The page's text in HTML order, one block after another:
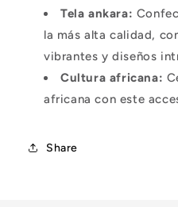
Tela ankara:
la más alta calidad,
vibrantes y diseños
Cultura africana:
africana con este
Share